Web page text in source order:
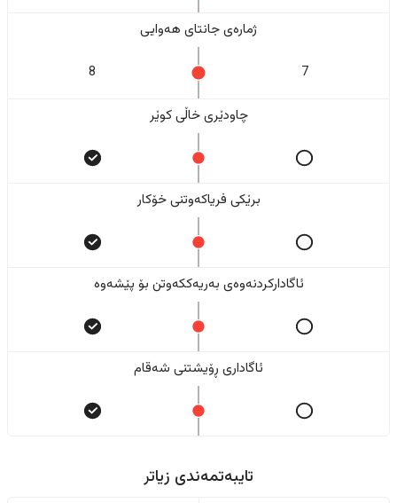
ژمارەی جانتای هەوایی
7
8
چاودێری خاڵی کوێر
برێکی فریاکەوتنی خۆکار
ئاگادارکردنەوەی بەریەککەوتن بۆ پێشەوە
ئاگاداری ڕۆیشتنی شەقام
تایبەتمەندی زیاتر